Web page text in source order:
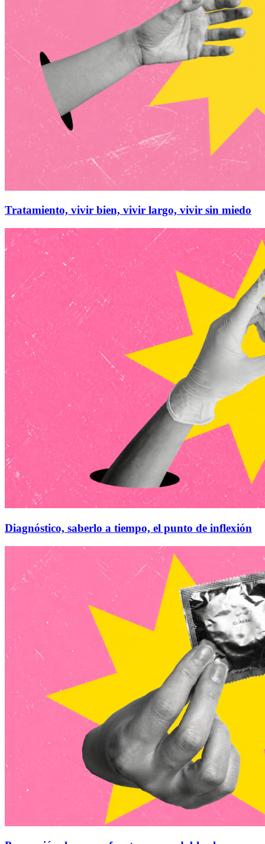
Tratamiento, vivir bien, vivir largo, vivir sin miedo
Diagnóstico, saberlo a tiempo, el punto de inflexión